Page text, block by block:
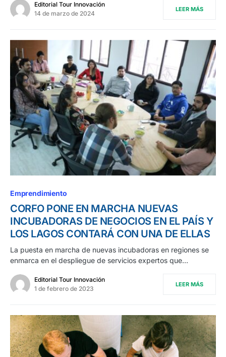
Editorial Tour Innovación
14 de marzo de 2024
LEER MÁS
Emprendimiento
CORFO PONE EN MARCHA NUEVAS
INCUBADORAS DE NEGOCIOS EN EL PAÍS Y
LOS LAGOS CONTARÁ CON UNA DE ELLAS
La puesta en marcha de nuevas incubadoras en regiones se
enmarca en el despliegue de servicios expertos que…
Editorial Tour Innovación
1 de febrero de 2023
LEER MÁS